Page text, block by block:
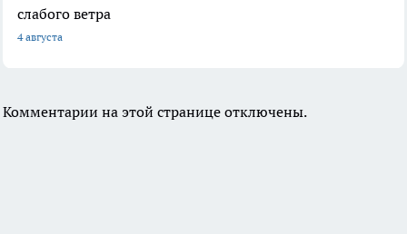
слабого ветра
4 августа
Комментарии на этой странице отключены.